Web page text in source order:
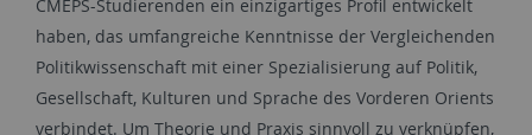
CMEPS-Studierenden ein einzigartiges Profil entwickelt
haben, das umfangreiche Kenntnisse der Vergleichenden
Politikwissenschaft mit einer Spezialisierung auf Politik,
Gesellschaft, Kulturen und Sprache des Vorderen Orients
verbindet. Um Theorie und Praxis sinnvoll zu verknüpfen,